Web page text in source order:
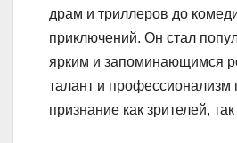
драм и триллеров до
приключений. Он стал
ярким и запоминающимся
талант и профессионализм
признание как зрителей,